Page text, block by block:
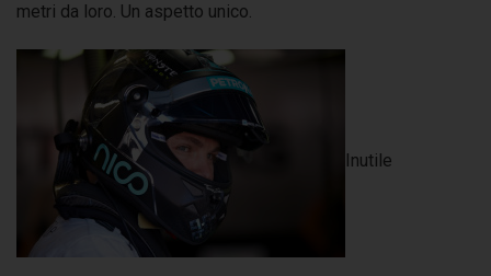
metri da loro. Un aspetto unico.
Inutile